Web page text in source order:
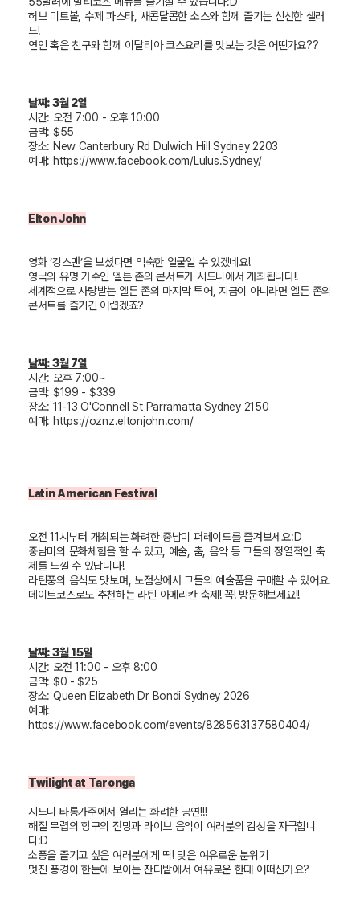
허브 미트볼, 수제 파스타 새콤달콤한 소스와 함께 즐기는 신선한 샐러
드!
연인 혹은 친구와 함께 이탈리아 코스요리를 맛보는 것은 어떤가요??
날짜: 3월2일
시간: 오전 7:00 - 오후 10:00
금액: $55
장소: New Canterbury Rd Dulwich Hill Sydney 2203
예매: https://www.facebook.com/Lulus.Sydney/
Elton John
영화‘킹스맨’을 보셨다면 익숙한 얼굴일 수 있겠네요!
영국의 유명 가수인 엘튼 존의 콘서트가 시드니에서 개최됩니다!!
세계적으로 사랑받는 엘튼 존의 마지막 투어 ,지금이 아니라면 엘튼 존의
콘서트를 즐기긴 어렵겠죠?
날짜: 3월7일
시간: 오후 7:00~
금액: $199 - $339
장소: 11-13 O'Connell St Parramatta Sydney 2150
예매: https://oznz.eltonjohn.com/
Latin American Festival
오전11시부터 개최되는 화려한 중남미 퍼레이드를 즐겨보세요:D
중남미의 문화체험을 할 수 있고, 예술 춤, 음악 등 그들의 정열적인 축
제를 느낄 수 있답니다!
라틴풍의 음식도 맛보며
노점상에서 그들의 예술품을 구매할 수 있어요.
데이트코스로도 추천하는 라틴 아메리칸 축제!꼭! 방문해보세요!!
날짜: 3월15일
시간: 오전 11:00 - 오후 8:00
금액: $0 - $25
장소: Queen Elizabeth Dr Bondi Sydney 2026
예매:
https://www.facebook.com/events/828563137580404/
Twilight at Taronga
시드니 타롱가주에서 열리는 화려한 공연!!!
해질 무렵의 항구의 전망과 라이브 음악이 여러분의 감성을 자극합니
다:D
소풍을 즐기고 싶은 여러분에게 딱! 맞은 여유로운 분위기
멋진 풍경이 한눈에 보이는 잔디밭에서 여유로운 한때 어떠신가요?